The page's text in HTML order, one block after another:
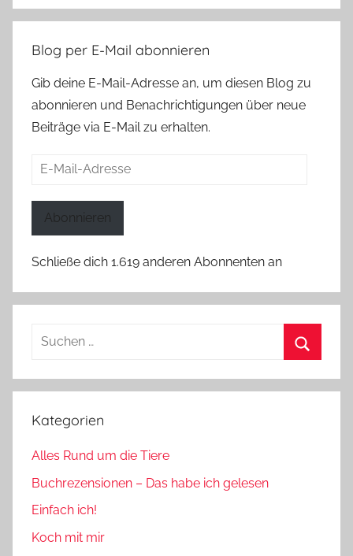
Blog per E-Mail abonnieren
Gib deine E-Mail-Adresse an, um diesen Blog zu
abonnieren und Benachrichtigungen über neue
Beiträge via E-Mail zu erhalten.
E-
Abonnieren
Schließe dich 1.619 anderen Abonnenten an
Suchen
Kategorien
Alles Rund um die Tiere
Buchrezensionen – Das habe ich gelesen
Einfach ich!
Koch mit mir